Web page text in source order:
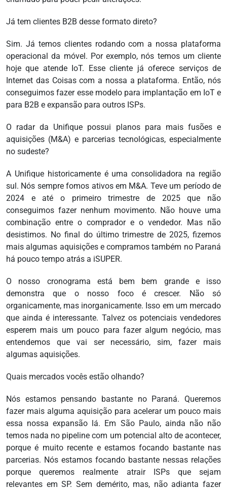
Já tem clientes B2B desse formato direto?
Sim. Já temos clientes rodando com a nossa plataforma
operacional da móvel. Por exemplo, nós temos um cliente
hoje que atende IoT. Esse cliente já oferece serviços de
Internet das Coisas com a nossa a plataforma. Então, nós
conseguimos fazer esse modelo para implantação em IoT e
para B2B e expansão para outros ISPs.
O radar da Unifique possui planos para mais fusões e
aquisições (M&A) e parcerias tecnológicas, especialmente
no sudeste?
A Unifique historicamente é uma consolidadora na região
sul. Nós sempre fomos ativos em M&A. Teve um período de
2024 e até o primeiro trimestre de 2025 que não
conseguimos fazer nenhum movimento. Não houve uma
combinação entre o comprador e o vendedor. Mas não
desistimos. No final do último trimestre de 2025, fizemos
mais algumas aquisições e compramos também no Paraná
há pouco tempo atrás a iSUPER.
O nosso cronograma está bem bem grande e isso
demonstra que o nosso foco é crescer. Não só
organicamente, mas inorganicamente. Isso em um mercado
que ainda é interessante. Talvez os potenciais vendedores
esperem mais um pouco para fazer algum negócio, mas
entendemos que vai ser necessário, sim, fazer mais
algumas aquisições.
Quais mercados vocês estão olhando?
Nós estamos pensando bastante no Paraná. Queremos
fazer mais alguma aquisição para acelerar um pouco mais
essa nossa expansão lá. Em São Paulo, ainda não não
temos nada no pipeline com um potencial alto de acontecer,
porque é muito recente e estamos focando bastante nas
parcerias. Nós estamos focando bastante nessas relações
porque queremos realmente atrair ISPs que sejam
relevantes em SP. Sem demérito, mas, não adianta fazer